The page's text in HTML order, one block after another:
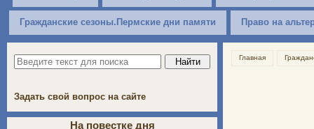
Гражданские сезоны.Пермские дни памяти Право на
Главная
Задать свой вопрос на сайте
На повестке дня